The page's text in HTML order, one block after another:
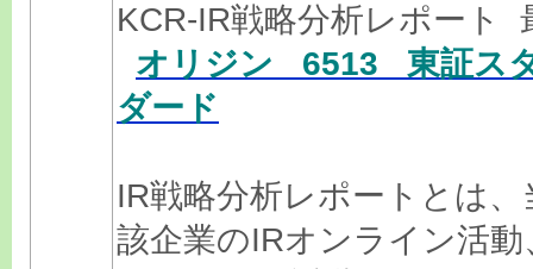
KCR-IR戦略分析レポート
オリジン 6513 東証ス
ダード
IR戦略分析レポートとは、
該企業のIRオンライン活動